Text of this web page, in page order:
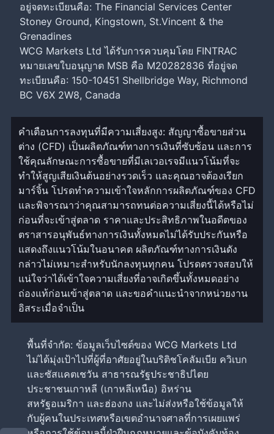
อยู่จดทะเบียนคือ: The Financial Services Center
Stoney Ground, Kingstown, St.Vincent & the
Grenadines
WCG Markets Ltd ได้รับการควบคุมโดย FINTRAC
หมายเลขใบอนุญาต MSB คือ M20282836 ที่อยู่จด
ทะเบียนคือ: 150-10451 Shellbridge Way, Richmond
BC V6X 2W8, Canada
คำเตือนการลงทุนที่มีความเสี่ยงสูง: สัญญาซื้อขายส่วน
ต่าง (CFD) เป็นผลิตภัณฑ์ทางการเงินที่ซับซ้อน และการ
ใช้คุณลักษณะการซื้อขายที่มีเลเวอเรจมีแนวโน้มที่จะ
ทำให้สูญเสียเงินต้นอย่างรวดเร็ว และคุณอาจต้องเรียก
มาร์จิ้น โปรดทำความเข้าใจหลักการผลิตภัณฑ์ของ CFD
และพิจารณาว่าคุณสามารถทนต่อความเสี่ยงนี้ได้หรือไม่
ก่อนที่จะเข้าสู่ตลาด ราคาและประสิทธิภาพในอดีตของ
ตราสารอนุพันธ์ทางการเงินทั้งหมดไม่ได้รับประกันหรือ
แสดงถึงแนวโน้มในอนาคต ผลิตภัณฑ์ทางการเงินดัง
กล่าวไม่เหมาะสำหรับนักลงทุนทุกคน โปรดตรวจสอบให้
แน่ใจว่าได้เข้าใจความเสี่ยงที่อาจเกิดขึ้นทั้งหมดอย่าง
ถ่องแท้ก่อนเข้าสู่ตลาด และขอคำแนะนำจากหน่วยงาน
อิสระเมื่อจำเป็น
พื้นที่จำกัด: ข้อมูลเว็บไซต์ของ WCG Markets Ltd
ไม่ได้มุ่งเป้าไปที่ผู้ที่อาศัยอยู่ในบริติชโคลัมเบีย ควิเบก
และซัสแคตเชวัน สาธารณรัฐประชาธิปไตย
ประชาชนเกาหลี (เกาหลีเหนือ) อิหร่าน
สหรัฐอเมริกา และฮ่องกง และไม่ส่งหรือใช้ข้อมูลให้
กับผู้คนในประเทศหรือเขตอำนาจศาลที่การเผยแพร่